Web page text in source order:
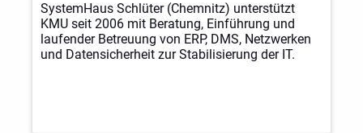
SystemHaus Schlüter (Chemnitz) unterstützt
KMU seit 2006 mit Beratung, Einführung und
laufender Betreuung von ERP, DMS, Netzwerken
und Datensicherheit zur Stabilisierung der IT.